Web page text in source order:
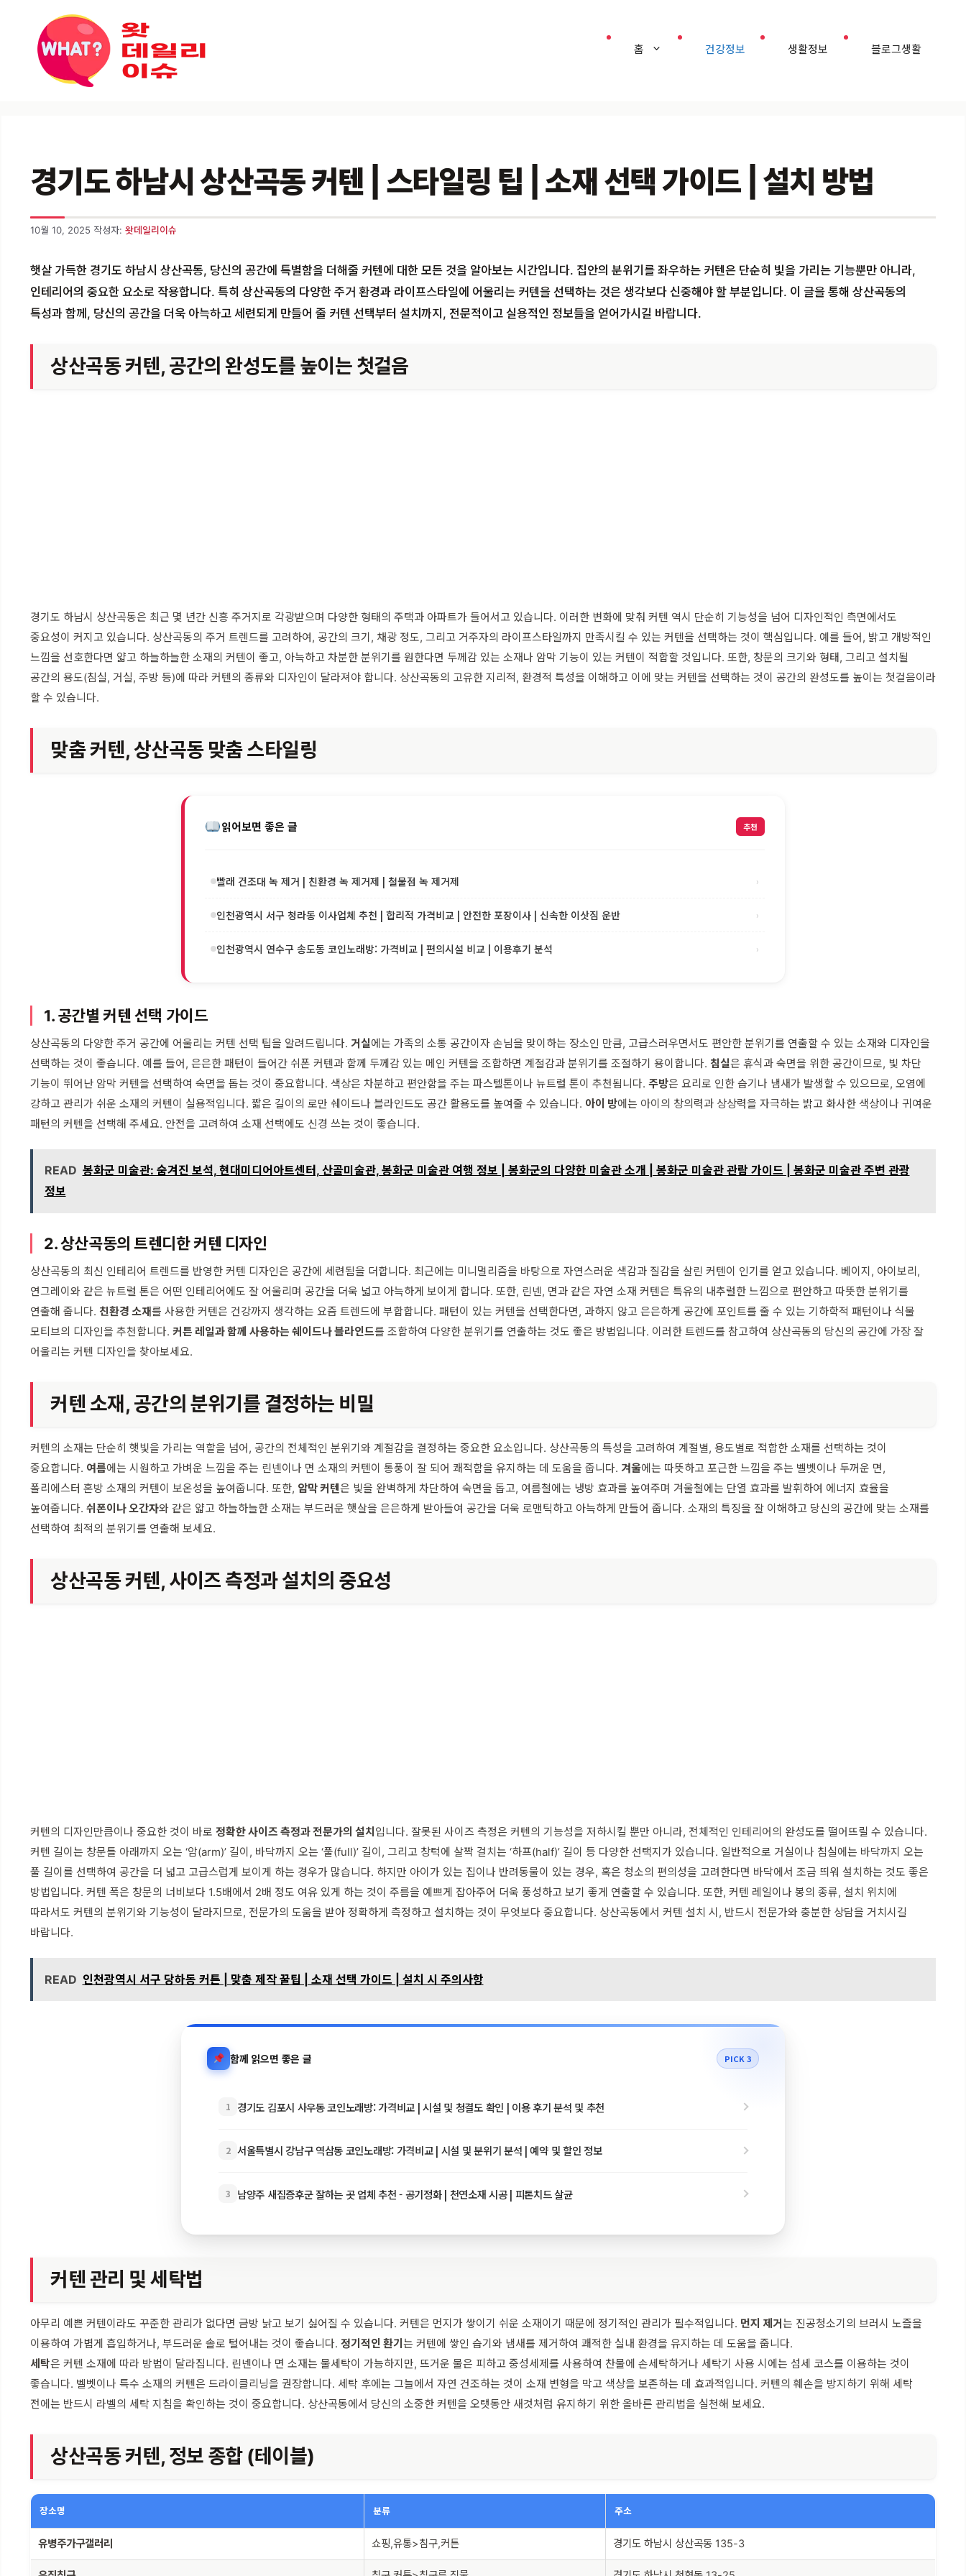
홈
건강정보 생활정보 블로그생활
경기도 하남시 상산곡동 커텐 | 스타일링 팁 | 소재 선택 가이드 | 설치 방법
10월 10, 2025 작성자: 왓데일리이슈
햇살 가득한 경기도 하남시 상산곡동, 당신의 공간에 특별함을 더해줄 커텐에 대한 모든 것을 알아보는 시간입니다. 집안의 분위기를 좌우하는 커텐은 단순히 빛을 가리는 기능뿐만 아니라,
인테리어의 중요한 요소로 작용합니다. 특히 상산곡동의 다양한 주거 환경과 라이프스타일에 어울리는 커텐을 선택하는 것은 생각보다 신중해야 할 부분입니다. 이 글을 통해 상산곡동의
특성과 함께, 당신의 공간을 더욱 아늑하고 세련되게 만들어 줄 커텐 선택부터 설치까지, 전문적이고 실용적인 정보들을 얻어가시길 바랍니다.
상산곡동 커텐, 공간의 완성도를 높이는 첫걸음
경기도 하남시 상산곡동은 최근 몇 년간 신흥 주거지로 각광받으며 다양한 형태의 주택과 아파트가 들어서고 있습니다. 이러한 변화에 맞춰 커텐 역시 단순히 기능성을 넘어 디자인적인 측면에서도
중요성이 커지고 있습니다. 상산곡동의 주거 트렌드를 고려하여, 공간의 크기, 채광 정도, 그리고 거주자의 라이프스타일까지 만족시킬 수 있는 커텐을 선택하는 것이 핵심입니다. 예를 들어, 밝고 개방적인
느낌을 선호한다면 얇고 하늘하늘한 소재의 커텐이 좋고, 아늑하고 차분한 분위기를 원한다면 두께감 있는 소재나 암막 기능이 있는 커텐이 적합할 것입니다. 또한, 창문의 크기와 형태, 그리고 설치될
공간의 용도(침실, 거실, 주방 등)에 따라 커텐의 종류와 디자인이 달라져야 합니다. 상산곡동의 고유한 지리적, 환경적 특성을 이해하고 이에 맞는 커텐을 선택하는 것이 공간의 완성도를 높이는 첫걸음이라
할 수 있습니다.
맞춤 커텐, 상산곡동 맞춤 스타일링
읽어보면 좋은 글 추천
빨래 건조대 녹 제거 | 친환경 녹 제거제 | 철물점 녹 제거제 ›
인천광역시 서구 청라동 이사업체 추천 | 합리적 가격비교 | 안전한 포장이사 | 신속한 이삿짐 운반 ›
인천광역시 연수구 송도동 코인노래방: 가격비교 | 편의시설 비교 | 이용후기 분석 ›
1. 공간별 커텐 선택 가이드
상산곡동의 다양한 주거 공간에 어울리는 커텐 선택 팁을 알려드립니다. 거실에는 가족의 소통 공간이자 손님을 맞이하는 장소인 만큼, 고급스러우면서도 편안한 분위기를 연출할 수 있는 소재와 디자인을
선택하는 것이 좋습니다. 예를 들어, 은은한 패턴이 들어간 쉬폰 커텐과 함께 두께감 있는 메인 커텐을 조합하면 계절감과 분위기를 조절하기 용이합니다. 침실은 휴식과 숙면을 위한 공간이므로, 빛 차단
기능이 뛰어난 암막 커텐을 선택하여 숙면을 돕는 것이 중요합니다. 색상은 차분하고 편안함을 주는 파스텔톤이나 뉴트럴 톤이 추천됩니다. 주방은 요리로 인한 습기나 냄새가 발생할 수 있으므로, 오염에
강하고 관리가 쉬운 소재의 커텐이 실용적입니다. 짧은 길이의 로만 쉐이드나 블라인드도 공간 활용도를 높여줄 수 있습니다. 아이 방에는 아이의 창의력과 상상력을 자극하는 밝고 화사한 색상이나 귀여운
패턴의 커텐을 선택해 주세요. 안전을 고려하여 소재 선택에도 신경 쓰는 것이 좋습니다.
READ 봉화군 미술관: 숨겨진 보석, 현대미디어아트센터, 산골미술관, 봉화군 미술관 여행 정보 | 봉화군의 다양한 미술관 소개 | 봉화군 미술관 관람 가이드 | 봉화군 미술관 주변 관광
정보
2. 상산곡동의 트렌디한 커텐 디자인
상산곡동의 최신 인테리어 트렌드를 반영한 커텐 디자인은 공간에 세련됨을 더합니다. 최근에는 미니멀리즘을 바탕으로 자연스러운 색감과 질감을 살린 커텐이 인기를 얻고 있습니다. 베이지, 아이보리,
연그레이와 같은 뉴트럴 톤은 어떤 인테리어에도 잘 어울리며 공간을 더욱 넓고 아늑하게 보이게 합니다. 또한, 린넨, 면과 같은 자연 소재 커텐은 특유의 내추럴한 느낌으로 편안하고 따뜻한 분위기를
연출해 줍니다. 친환경 소재를 사용한 커텐은 건강까지 생각하는 요즘 트렌드에 부합합니다. 패턴이 있는 커텐을 선택한다면, 과하지 않고 은은하게 공간에 포인트를 줄 수 있는 기하학적 패턴이나 식물
모티브의 디자인을 추천합니다. 커튼 레일과 함께 사용하는 쉐이드나 블라인드를 조합하여 다양한 분위기를 연출하는 것도 좋은 방법입니다. 이러한 트렌드를 참고하여 상산곡동의 당신의 공간에 가장 잘
어울리는 커텐 디자인을 찾아보세요.
커텐 소재, 공간의 분위기를 결정하는 비밀
커텐의 소재는 단순히 햇빛을 가리는 역할을 넘어, 공간의 전체적인 분위기와 계절감을 결정하는 중요한 요소입니다. 상산곡동의 특성을 고려하여 계절별, 용도별로 적합한 소재를 선택하는 것이
중요합니다. 여름에는 시원하고 가벼운 느낌을 주는 린넨이나 면 소재의 커텐이 통풍이 잘 되어 쾌적함을 유지하는 데 도움을 줍니다. 겨울에는 따뜻하고 포근한 느낌을 주는 벨벳이나 두꺼운 면,
폴리에스터 혼방 소재의 커텐이 보온성을 높여줍니다. 또한, 암막 커텐은 빛을 완벽하게 차단하여 숙면을 돕고, 여름철에는 냉방 효과를 높여주며 겨울철에는 단열 효과를 발휘하여 에너지 효율을
높여줍니다. 쉬폰이나 오간자와 같은 얇고 하늘하늘한 소재는 부드러운 햇살을 은은하게 받아들여 공간을 더욱 로맨틱하고 아늑하게 만들어 줍니다. 소재의 특징을 잘 이해하고 당신의 공간에 맞는 소재를
선택하여 최적의 분위기를 연출해 보세요.
상산곡동 커텐, 사이즈 측정과 설치의 중요성
커텐의 디자인만큼이나 중요한 것이 바로 정확한 사이즈 측정과 전문가의 설치 입니다. 잘못된 사이즈 측정은 커텐의 기능성을 저하시킬 뿐만 아니라, 전체적인 인테리어의 완성도를 떨어뜨릴 수 있습니다.
커텐 길이는 창문틀 아래까지 오는 ‘암(arm)’ 길이, 바닥까지 오는 ‘풀(full)’ 길이, 그리고 창턱에 살짝 걸치는 ‘하프(half)’ 길이 등 다양한 선택지가 있습니다. 일반적으로 거실이나 침실에는 바닥까지 오는
풀 길이를 선택하여 공간을 더 넓고 고급스럽게 보이게 하는 경우가 많습니다. 하지만 아이가 있는 집이나 반려동물이 있는 경우, 혹은 청소의 편의성을 고려한다면 바닥에서 조금 띄워 설치하는 것도 좋은
방법입니다. 커텐 폭은 창문의 너비보다 1.5배에서 2배 정도 여유 있게 하는 것이 주름을 예쁘게 잡아주어 더욱 풍성하고 보기 좋게 연출할 수 있습니다. 또한, 커텐 레일이나 봉의 종류, 설치 위치에
따라서도 커텐의 분위기와 기능성이 달라지므로, 전문가의 도움을 받아 정확하게 측정하고 설치하는 것이 무엇보다 중요합니다. 상산곡동에서 커텐 설치 시, 반드시 전문가와 충분한 상담을 거치시길
바랍니다.
READ 인천광역시 서구 당하동 커튼 | 맞춤 제작 꿀팁 | 소재 선택 가이드 | 설치 시 주의사항
함께 읽으면 좋은 글 PICK 3
1 경기도 김포시 사우동 코인노래방: 가격비교 | 시설 및 청결도 확인 | 이용 후기 분석 및 추천
2 서울특별시 강남구 역삼동 코인노래방: 가격비교 | 시설 및 분위기 분석 | 예약 및 할인 정보
3 남양주 새집증후군 잘하는 곳 업체 추천 - 공기정화 | 천연소재 시공 | 피톤치드 살균
커텐 관리 및 세탁법
아무리 예쁜 커텐이라도 꾸준한 관리가 없다면 금방 낡고 보기 싫어질 수 있습니다. 커텐은 먼지가 쌓이기 쉬운 소재이기 때문에 정기적인 관리가 필수적입니다. 먼지 제거는 진공청소기의 브러시 노즐을
이용하여 가볍게 흡입하거나, 부드러운 솔로 털어내는 것이 좋습니다. 정기적인 환기 는 커텐에 쌓인 습기와 냄새를 제거하여 쾌적한 실내 환경을 유지하는 데 도움을 줍니다.
세탁은 커텐 소재에 따라 방법이 달라집니다. 린넨이나 면 소재는 물세탁이 가능하지만, 뜨거운 물은 피하고 중성세제를 사용하여 찬물에 손세탁하거나 세탁기 사용 시에는 섬세 코스를 이용하는 것이
좋습니다. 벨벳이나 특수 소재의 커텐은 드라이클리닝을 권장합니다. 세탁 후에는 그늘에서 자연 건조하는 것이 소재 변형을 막고 색상을 보존하는 데 효과적입니다. 커텐의 훼손을 방지하기 위해 세탁
전에는 반드시 라벨의 세탁 지침을 확인하는 것이 중요합니다. 상산곡동에서 당신의 소중한 커텐을 오랫동안 새것처럼 유지하기 위한 올바른 관리법을 실천해 보세요.
상산곡동 커텐, 정보 종합 (테이블)
장소명 분류 주소
유병주가구갤러리 쇼핑,유통>침구,커튼 경기도 하남시 상산곡동 135-3